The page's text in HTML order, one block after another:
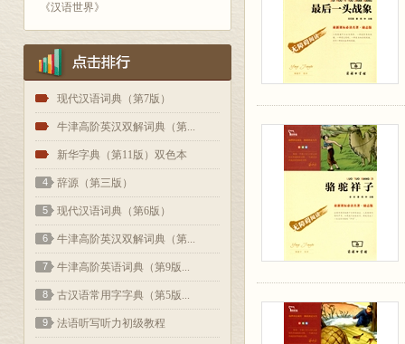
《汉语世界》
1 现代汉语词典（第7版）
2 牛津高阶英汉双解词典（第...
3 新华字典（第11版）双色本
4 辞源（第三版）
5 现代汉语词典（第6版）
6 牛津高阶英汉双解词典（第...
7 牛津高阶英语词典（第9版...
8 古汉语常用字字典（第5版...
9 法语听写听力初级教程